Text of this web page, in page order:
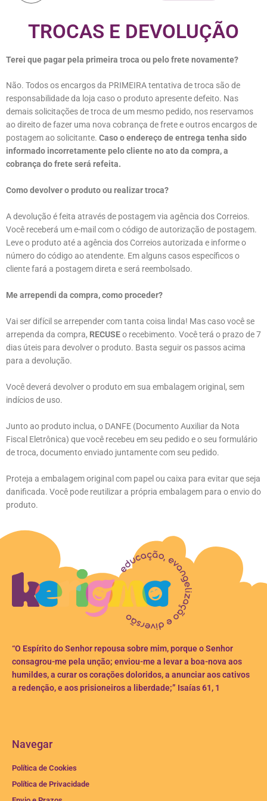
TROCAS E DEVOLUÇÃO
Terei que pagar pela primeira troca ou pelo frete novamente?
Não. Todos os encargos da PRIMEIRA tentativa de troca são de
responsabilidade da loja caso o produto apresente defeito. Nas
demais solicitações de troca de um mesmo pedido, nos reservamos
ao direito de fazer uma nova cobrança de frete e outros encargos de
postagem ao solicitante. Caso o endereço de entrega tenha sido
informado incorretamente pelo cliente no ato da compra, a
cobrança do frete será refeita.
Como devolver o produto ou realizar troca?
A devolução é feita através de postagem via agência dos Correios.
Você receberá um e-mail com o código de autorização de postagem.
Leve o produto até a agência dos Correios autorizada e informe o
número do código ao atendente. Em alguns casos específicos o
cliente fará a postagem direta e será reembolsado.
Me arrependi da compra, como proceder?
Vai ser difícil se arrepender com tanta coisa linda! Mas caso você se
arrependa da compra, RECUSEo recebimento. Você terá o prazo de 7
dias úteis para devolver o produto. Basta seguir os passos acima
para a devolução.
Você deverá devolver o produto em sua embalagem original, sem
indícios de uso.
Junto ao produto inclua, o DANFE (Documento Auxiliar da Nota
Fiscal Eletrônica) que você recebeu em seu pedido e o seu formulário
de troca, documento enviado juntamente com seu pedido.
Proteja a embalagem original com papel ou caixa para evitar que seja
danificada. Você pode reutilizar a própria embalagem para o envio do
produto.
“O Espírito do Senhor repousa sobre mim, porque o Senhor
consagrou-me pela unção; enviou-me a levar a boa-nova aos
humildes, a curar os corações doloridos, a anunciar aos cativos
a redenção, e aos prisioneiros a liberdade;” Isaías 61, 1
Navegar
Política de Cookies
Política de Privacidade